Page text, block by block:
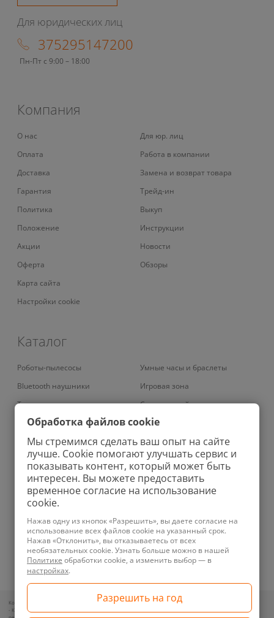
Для юридических лиц
375295147200
Пн-Пт с 9:00 – 18:00
Компания
О нас
Оплата
Доставка
Гарантия
Политика
Положение
Акции
Оферта
Карта сайта
Настройки cookie
Для юр. лиц
Работа в компании
Замена и возврат товара
Трейд-ин
Выкуп
Инструкции
Новости
Обзоры
Каталог
Роботы-пылесосы
Bluetooth наушники
Телевизоры
Умные кондиционеры
Вертикальные пылесосы
Роботы-мойщики окон
Колонки
Проекторы
Увлажнители
Телефоны
Техника для уборки
Умные часы и браслеты
Игровая зона
Смарт-устройства
Умный дом
Аудио
Бритвы
Ноутбуки
Фены
Зубные щетки
Велосипеды
Контакты для обращений покупателей по вопросам нарушения их прав:
- Контакт уполномоченного лица и представителя местного исполнительного органа по месту
Обработка файлов cookie
Мы стремимся сделать ваш опыт на сайте
лучше. Cookie помогают улучшать сервис и
показывать контент, который может быть
интересен. Вы можете предоставить
временное согласие на использование
cookie.
Нажав одну из кнопок «Разрешить», вы даете согласие на
использование всех файлов cookie на указанный срок.
Нажав «Отклонить», вы отказываетесь от всех
необязательных cookie. Узнать больше можно в нашей
Политике обработки cookie, а изменить выбор — в
настройках.